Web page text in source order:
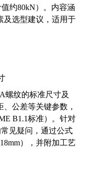
值约80kN）。内容涵
及选型建议，适用于
螺纹的标准尺寸及
公差等关键参数，
B1.1标准）。针对
见疑问，通过公式
），并附加工艺